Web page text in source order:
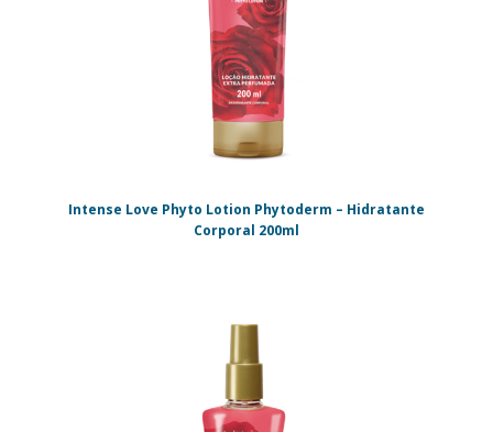
Intense Love Phyto Lotion Phytoderm – Hidratante
Corporal 200ml